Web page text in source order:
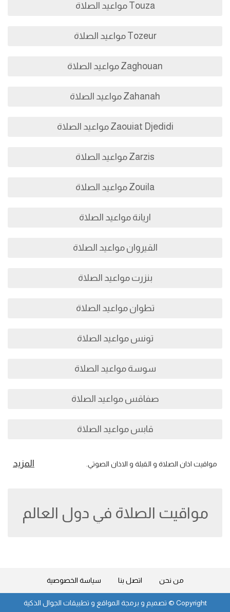
Touza مواعيد الصلاة
Tozeur مواعيد الصلاة
Zaghouan مواعيد الصلاة
Zahanah مواعيد الصلاة
Zaouiat Djedidi مواعيد الصلاة
Zarzis مواعيد الصلاة
Zouila مواعيد الصلاة
اريانة مواعيد الصلاة
القيروان مواعيد الصلاة
بنزرت مواعيد الصلاة
تطوان مواعيد الصلاة
تونس مواعيد الصلاة
سوسة مواعيد الصلاة
صفاقس مواعيد الصلاة
قابس مواعيد الصلاة
مواقيت اذان الصلاة و القبلة و الاذان الصوتي. المزيد
مواقيت الصلاة في دول العالم
من نحن اتصل بنا سياسة الخصوصية
Copyright © تصميم و برمجة المواقع و تطبيقات الجوال الذكية